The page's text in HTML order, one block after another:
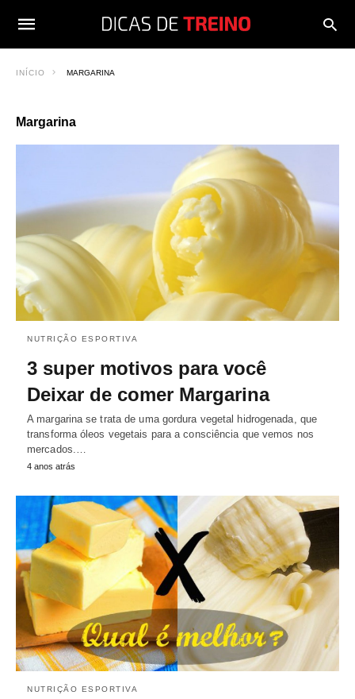
INÍCIO MARGARINA
Margarina
NUTRIÇÃO ESPORTIVA
3 super motivos para você
Deixar de comer Margarina
A margarina se trata de uma gordura vegetal hidrogenada, que
transforma óleos vegetais para a consciência que vemos nos
mercados.…
4 anos atrás
NUTRIÇÃO ESPORTIVA